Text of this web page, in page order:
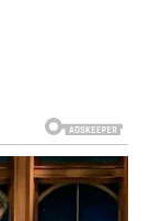
rublje dulje od
onih koji